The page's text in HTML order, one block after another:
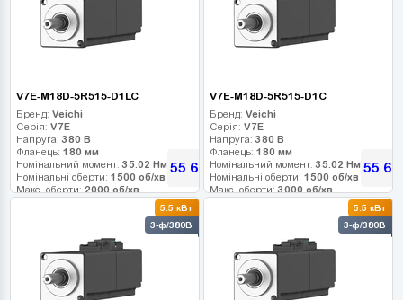
V7E-M18D-5R515-D1LC
Бренд: Veichi
Серія: V7E
Напруга:380 В
Фланець: 180 мм
Номінальний момент:35.02 Нм
Номінальні оберти: 1500 об/хв
Макс. оберти: 2000 об/хв
23-bit абс. оптичний
55 665грн
V7E-M18D-5R515-D1C
Бренд: Veichi
Серія: V7E
Напруга:380 В
Фланець: 180 мм
Номінальний момент:35.02 Нм
Номінальні оберти: 1500 об/хв
Макс. оберти:3000 об/хв
23-bit абс. оптичний
55
5.5 кВт
3-ф/380В
5.5 кВт
3-ф/380В